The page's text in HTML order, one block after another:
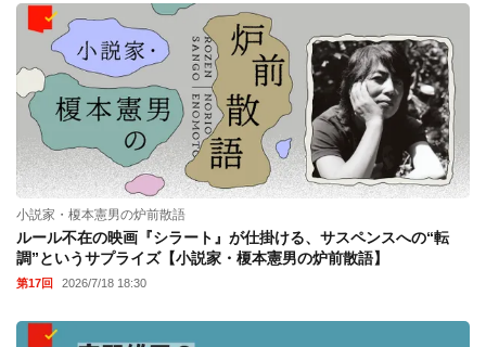
小説家・榎本憲男の炉前散語
ルール不在の映画『シラート』が仕掛ける、サスペンスへの“転
調”というサプライズ【小説家・榎本憲男の炉前散語】
第17回 2026/7/18 18:30